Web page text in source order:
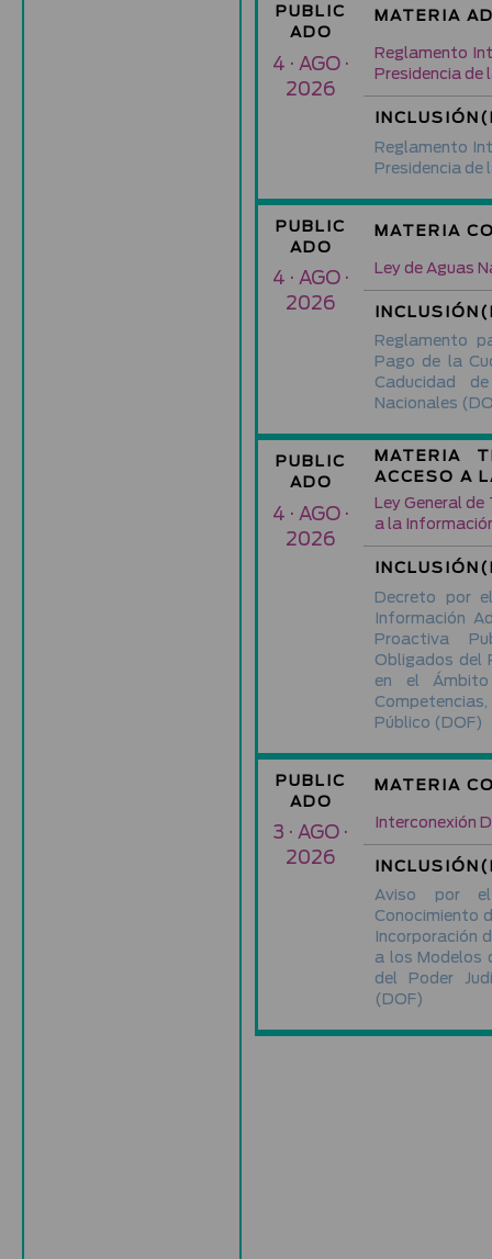
PUBLIC
ADO
MATERIA
4 · AGO ·
2026
Reglamento
Presidencia de
Reglamento
Presidencia de
PUBLIC
ADO
MATERIA
4 · AGO ·
2026
Ley de Aguas
Reglamento
Pago de la
Caducidad
Nacionales
PUBLIC
ADO
MATERIA
ACCESO A
4 · AGO ·
2026
Ley General
a la
Decreto por
Información
Proactiva
Obligados del
en el
Público (DOF)
PUBLIC
ADO
MATERIA
3 · AGO ·
2026
Interconexión
Aviso por
Conocimiento
Incorporación
a los Modelos
del Poder
(DOF)